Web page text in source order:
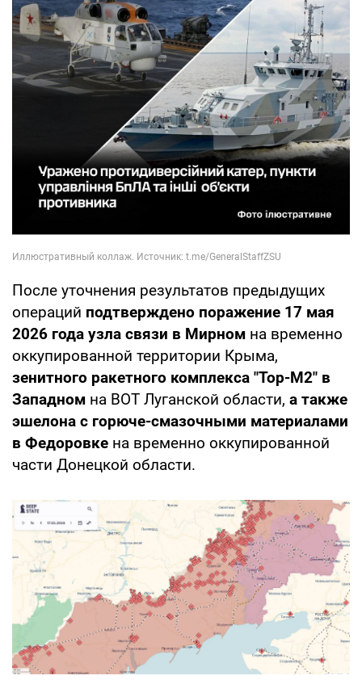
После уточнения результатов предыдущих
операций подтверждено поражение 17 мая
2026 года узла связи в Мирном на временно
оккупированной территории Крыма,
зенитного ракетного комплекса "Тор-М2" в
Западном на ВОТ Луганской области, а также
эшелона с горюче-смазочными материалами
в Федоровке на временно оккупированной
части Донецкой области.